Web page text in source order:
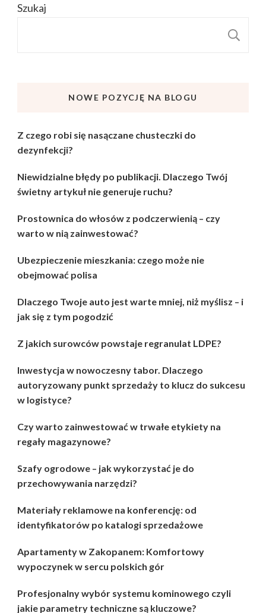
Szukaj
NOWE POZYCJĘ NA BLOGU
Z czego robi się nasączane chusteczki do
dezynfekcji?
Niewidzialne błędy po publikacji. Dlaczego Twój
świetny artykuł nie generuje ruchu?
Prostownica do włosów z podczerwienią – czy
warto w nią zainwestować?
Ubezpieczenie mieszkania: czego może nie
obejmować polisa
Dlaczego Twoje auto jest warte mniej, niż myślisz – i
jak się z tym pogodzić
Z jakich surowców powstaje regranulat LDPE?
Inwestycja w nowoczesny tabor. Dlaczego
autoryzowany punkt sprzedaży to klucz do sukcesu
w logistyce?
Czy warto zainwestować w trwałe etykiety na
regały magazynowe?
Szafy ogrodowe – jak wykorzystać je do
przechowywania narzędzi?
Materiały reklamowe na konferencję: od
identyfikatorów po katalogi sprzedażowe
Apartamenty w Zakopanem: Komfortowy
wypoczynek w sercu polskich gór
Profesjonalny wybór systemu kominowego czyli
jakie parametry techniczne są kluczowe?